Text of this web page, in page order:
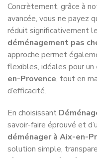
Concrètement, grâce à
avancée, vous ne payez
réduit significativement
déménagement pas
approche permet
flexibles, idéales pour un
en-Provence, tout en
d’efficacité.
En choisissant
savoir-faire éprouvé et
déménager à Aix-en-
solution simple,